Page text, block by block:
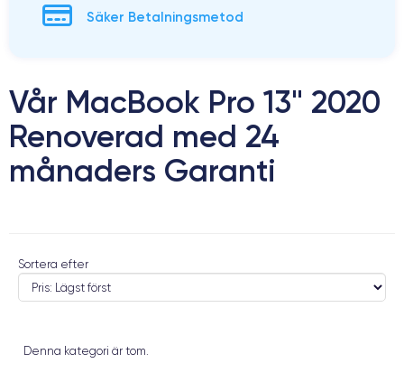
Säker Betalningsmetod
Vår MacBook Pro 13" 2020
Renoverad med 24
månaders Garanti
Sortera efter
Denna kategori är tom.